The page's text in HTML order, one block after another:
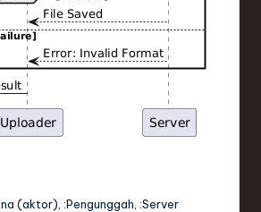
(aktor), :Pengunggah :Server